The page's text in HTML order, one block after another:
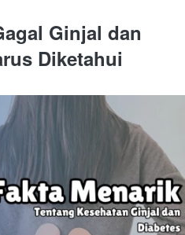
Ginjal dan
Diketahui